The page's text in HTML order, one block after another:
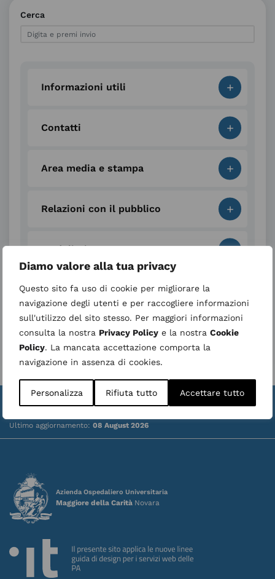
Diamo valore alla tua privacy
Questo sito fa uso di cookie per migliorare la
navigazione degli utenti e per raccogliere informazioni
sull'utilizzo del sito stesso. Per maggiori informazioni
consulta la nostra Privacy Policy e la nostra Cookie
Policy. La mancata accettazione comporta la
navigazione in assenza di cookies.
Personalizza Rifiuta tutto Accettare tutto
Cerca
+
Informazioni utili
+
Contatti
+
Area media e stampa
+
Relazioni con il pubblico
+
Modulistica
Servizi
+
Privacy
Valuta la struttura Whistleblower
Ultimo aggiornamento: 08 August 2026
Azienda Ospedaliero Universitaria
Maggiore della Carità Novara